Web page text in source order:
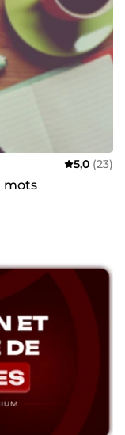
5,0 (23)
mots